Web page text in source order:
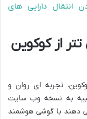
انتقال دارایی های
از کوکوین
تجربه ای روان و
به نسخه وب سایت
دهند با گوشی هوشمند